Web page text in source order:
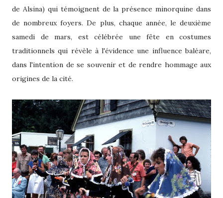
de Alsina) qui témoignent de la présence minorquine dans
de nombreux foyers. De plus, chaque année, le deuxième
samedi de mars, est célébrée une fête en costumes
traditionnels qui révèle à l'évidence une influence baléare,
dans l'intention de se souvenir et de rendre hommage aux
origines de la cité.